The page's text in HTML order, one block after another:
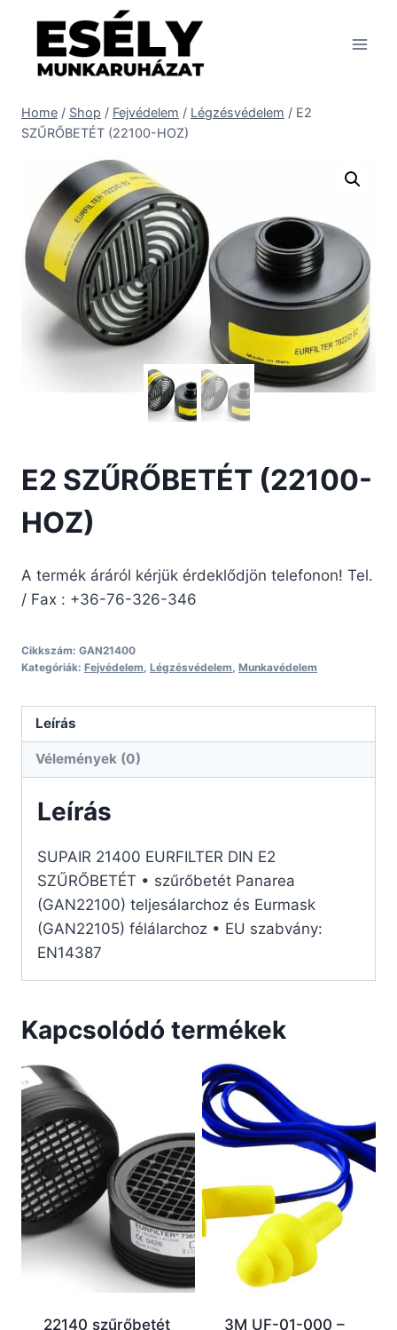
content
Home / Shop / Fejvédelem / Légzésvédelem / E2
SZŰRŐBETÉT (22100-HOZ)
E2 SZŰRŐBETÉT (22100-
HOZ)
A termék áráról kérjük érdeklődjön telefonon! Tel.
/ Fax : +36-76-326-346
Cikkszám: GAN21400
Kategóriák: Fejvédelem Légzésvédelem Munkavédelem
Leírás
Vélemények (0)
Leírás
SUPAIR 21400 EURFILTER DIN E2
SZŰRŐBETÉT • szűrőbetét Panarea
(GAN22100) teljesálarchoz és Eurmask
(GAN22105) félálarchoz • EU szabvány:
EN14387
Kapcsolódó termékek
22140 szűrőbetét
3M UF-01-000 –